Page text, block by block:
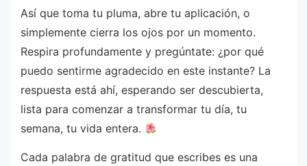
Así que toma tu pluma, abre tu aplicación, o
simplemente cierra los ojos por un momento.
Respira profundamente y pregúntate: ¿por qué
puedo sentirme agradecido en este instante? La
respuesta está ahí, esperando ser descubierta,
lista para comenzar a transformar tu día, tu
semana, tu vida entera.
Cada palabra de gratitud que escribes es una